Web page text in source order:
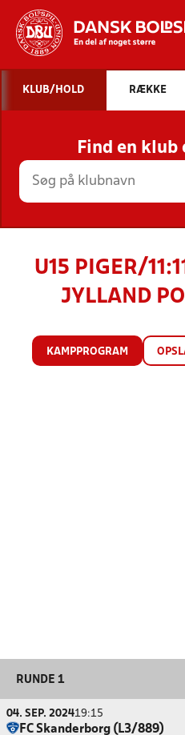
STILLINGER,
KLUB/HOLD RÆKKE
Find en klub
U15 PIGER/
JYLLAND
KAMPPROGRAM
RUNDE 1
04. SEP. 202419:15
FC Skanderborg (L3/889)